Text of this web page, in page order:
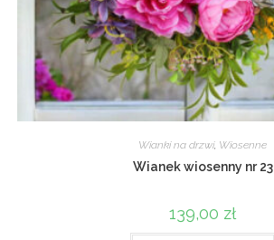
Wianki na drzwi, Wiosenne
Wianek wiosenny nr 23
139,00 zł